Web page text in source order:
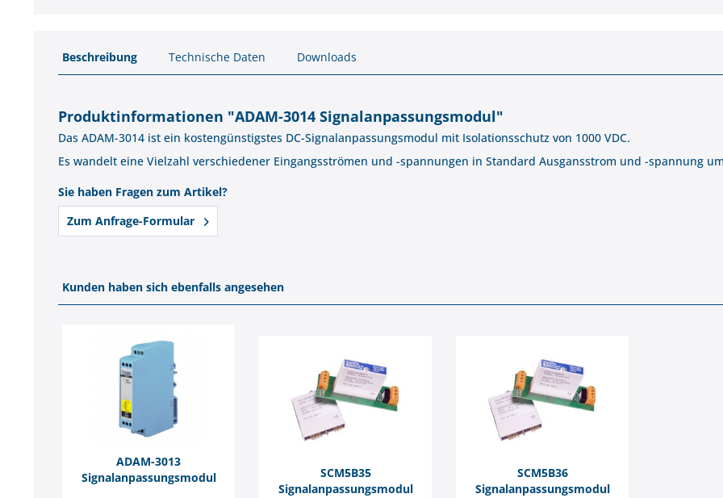
Beschreibung Technische Daten Downloads
Produktinformationen "ADAM-3014 Signalanpassungsmodul"
Das ADAM-3014 ist ein kostengünstigstes DC-Signalanpassungsmodul mit Isolationsschutz von 1000 VDC.
Es wandelt eine Vielzahl verschiedener Eingangsströmen und -spannungen in Standard Ausgansstrom und -spannung
Sie haben Fragen zum Artikel?
Zum Anfrage-Formular
Kunden haben sich ebenfalls angesehen
ADAM-3013
Signalanpassungsmodul
SCM5B35
Signalanpassungsmodul
SCM5B36
Signalanpassungsmodul